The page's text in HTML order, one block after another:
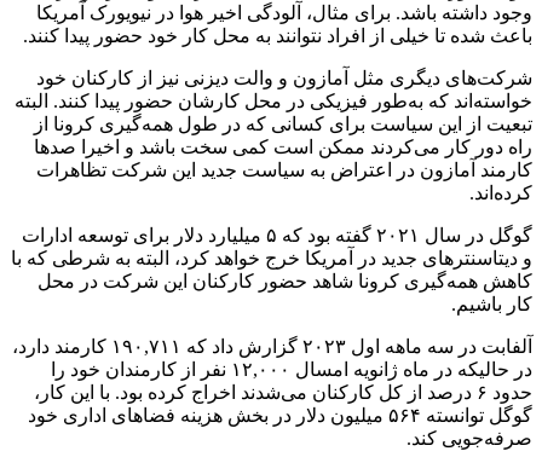
وجود داشته باشد. برای مثال، آلودگی اخیر هوا در نیویورک آمریکا
باعث شده تا خیلی از افراد نتوانند به محل کار خود حضور پیدا کنند.
شرکت‌های دیگری مثل آمازون و والت دیزنی نیز از کارکنان خود
خواسته‌اند که به‌طور فیزیکی در محل کارشان حضور پیدا کنند. البته
تبعیت از این سیاست برای کسانی که در طول همه‌گیری کرونا از
راه دور کار می‌کردند ممکن است کمی سخت باشد و اخیرا صدها
کارمند آمازون در اعتراض به سیاست جدید این شرکت تظاهرات
کرده‌اند.
گوگل در سال ۲۰۲۱ گفته بود که ۵ میلیارد دلار برای توسعه ادارات
و دیتاسنترهای جدید در آمریکا خرج خواهد کرد، البته به شرطی که با
کاهش همه‌گیری کرونا شاهد حضور کارکنان این شرکت در محل
کار باشیم.
آلفابت در سه ماهه اول ۲۰۲۳ گزارش داد که ۱۹۰,۷۱۱ کارمند دارد،
در حالیکه در ماه ژانویه امسال ۱۲,۰۰۰ نفر از کارمندان خود را
حدود ۶ درصد از کل کارکنان می‌شدند اخراج کرده بود. با این کار،
گوگل توانسته ۵۶۴ میلیون دلار در بخش هزینه فضاهای اداری خود
صرفه‌جویی کند.